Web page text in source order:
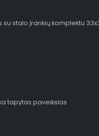
su stalo įrankių komplektu
tapytas paveikslas